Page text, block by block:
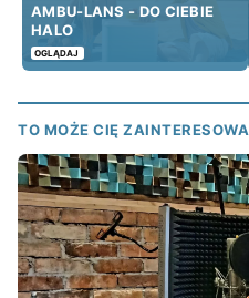
AMBU-LANS - DO CIEBIE
HALO
OGLĄDAJ
TO MOŻE CIĘ